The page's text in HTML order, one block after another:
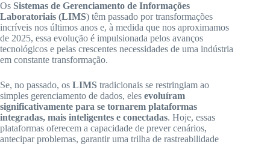
Os Sistemas de Gerenciamento de Informações
Laboratoriais (LIMS) têm passado por transformações
incríveis nos últimos anos e, à medida que nos aproximamos
de 2025, essa evolução é impulsionada pelos avanços
tecnológicos e pelas crescentes necessidades de uma indústria
em constante transformação.
Se, no passado, os LIMS tradicionais se restringiam ao
simples gerenciamento de dados, eles evoluíram
significativamente para se tornarem plataformas
integradas, mais inteligentes e conectadas. Hoje, essas
plataformas oferecem a capacidade de prever cenários,
antecipar problemas, garantir uma trilha de rastreabilidade